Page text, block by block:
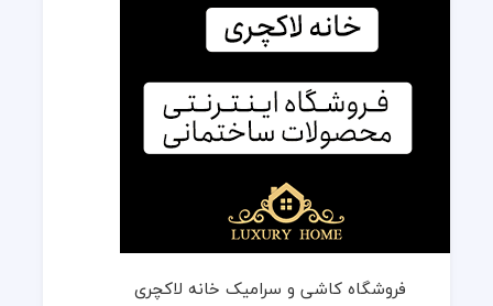
فروشگاه کاشی و سرامیک خانه لاکچری